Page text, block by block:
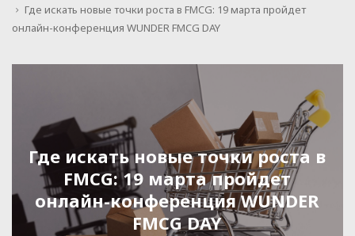
Где искать новые точки роста в FMCG: 19 марта пройдет
онлайн-конференция WUNDER FMCG DAY
Где искать новые точки роста в
FMCG: 19 марта пройдет
онлайн-конференция WUNDER
FMCG DAY